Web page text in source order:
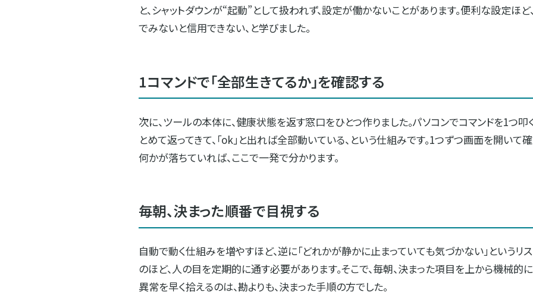
と、シャットダウンが“起動”として扱われず、設定が働かないことがあります。便利な設定ほ
でみないと信用できない、と学びました。
1コマンドで「全部生きてるか」を確認する
次に、ツールの本体に、健康状態を返す窓口をひとつ作りました。パソコンでコマンドを1つ叩
とめて返ってきて、「ok」と出れば全部動いている、という仕組みです。1つずつ画面を開いて
何かが落ちていれば、ここで一発で分かります。
毎朝、決まった順番で目視する
自動で動く仕組みを増やすほど、逆に「どれかが静かに止まっていても気づかない」というリ
のほど、人の目を定期的に通す必要があります。そこで、毎朝、決まった項目を上から機械的
異常を早く拾えるのは、勘よりも、決まった手順の方でした。